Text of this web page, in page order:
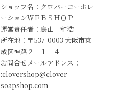
ショップ名：クロバーコーポレ
ーションＷＥＢＳＨＯＰ
運営責任者：鳥山 和浩
所在地：〒537-0003 大阪市東
成区神路２－１－４
お問合せメールアドレス：
:clovershop@clover-
soapshop.com